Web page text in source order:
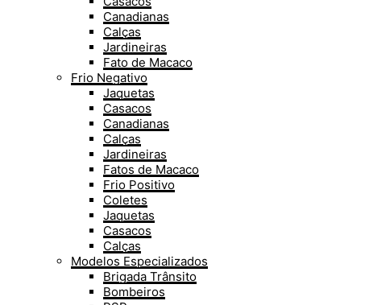
Canadianas
Calças
Jardineiras
Fato de Macaco
Frio Negativo
Jaquetas
Casacos
Canadianas
Calças
Jardineiras
Fatos de Macaco
Frio Positivo
Coletes
Jaquetas
Casacos
Calças
Modelos Especializados
Brigada Trânsito
Bombeiros